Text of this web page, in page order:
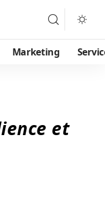
Marketing
et